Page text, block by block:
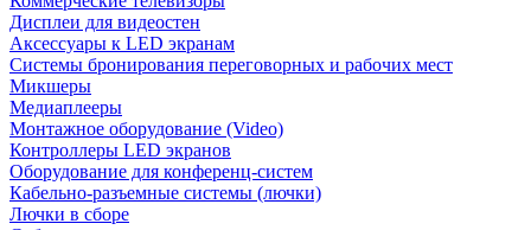
Дисплеи для видеостен
Аксессуары к LED экранам
Системы бронирования переговорных и рабочих мест
Микшеры
Медиаплееры
Монтажное оборудование (Video)
Контроллеры LED экранов
Оборудование для конференц-систем
Кабельно-разъемные системы (лючки)
Лючки в сборе